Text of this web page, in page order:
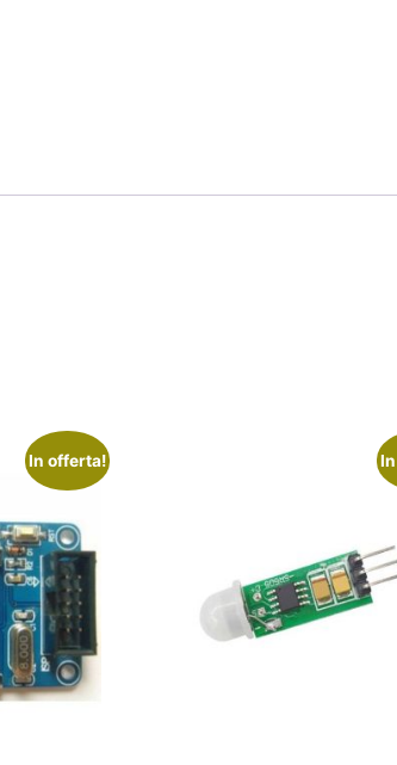
In offerta!